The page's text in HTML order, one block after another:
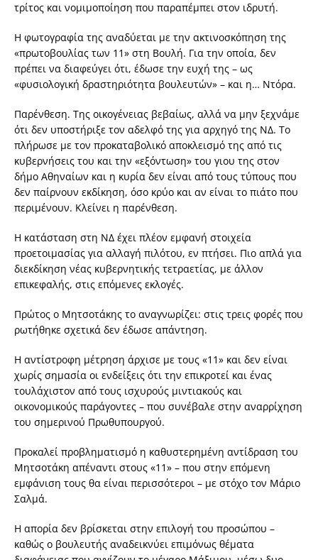
τρίτος και νομιμοποίηση που παραπέμπει στον ιδρυτή.
Η φωτογραφία της αναδύεται με την ακτινοσκόπηση της
«πρωτοβουλίας των 11» στη Βουλή. Για την οποία, δεν
πρέπει να διαφεύγει ότι, έδωσε την ευχή της – ως
«φυσιολογική δραστηριότητα βουλευτών» – και η… Ντόρα.
Παρένθεση. Της οικογένειας βεβαίως, αλλά να μην ξεχνάμε
ότι δεν υποστήριξε τον αδελφό της για αρχηγό της ΝΔ. Το
πλήρωσε με τον προκαταβολικό αποκλεισμό της από τις
κυβερνήσεις του και την «εξόντωση» του γιου της στον
δήμο Αθηναίων και η κυρία δεν είναι από τους τύπους που
δεν παίρνουν εκδίκηση, όσο κρύο και αν είναι το πιάτο που
περιμένουν. Κλείνει η παρένθεση.
Η κατάσταση στη ΝΔ έχει πλέον εμφανή στοιχεία
προετοιμασίας για αλλαγή πιλότου, εν πτήσει. Πιο απλά για
διεκδίκηση νέας κυβερνητικής τετραετίας, με άλλον
επικεφαλής, στις επόμενες εκλογές.
Πρώτος ο Μητσοτάκης το αναγνωρίζει: στις τρεις φορές που
ρωτήθηκε σχετικά δεν έδωσε απάντηση.
Η αντίστροφη μέτρηση άρχισε με τους «11» και δεν είναι
χωρίς σημασία οι ενδείξεις ότι την επικροτεί και ένας
τουλάχιστον από τους ισχυρούς μιντιακούς και
οικονομικούς παράγοντες – που συνέβαλε στην αναρρίχηση
του σημερινού Πρωθυπουργού.
Προκαλεί προβληματισμό η καθυστερημένη αντίδραση του
Μητσοτάκη απέναντι στους «11» – που στην επόμενη
εμφάνιση τους θα είναι περισσότεροι – με στόχο τον Μάριο
Σαλμά.
Η απορία δεν βρίσκεται στην επιλογή του προσώπου –
καθώς ο βουλευτής αναδεικνύει επιμόνως θέματα